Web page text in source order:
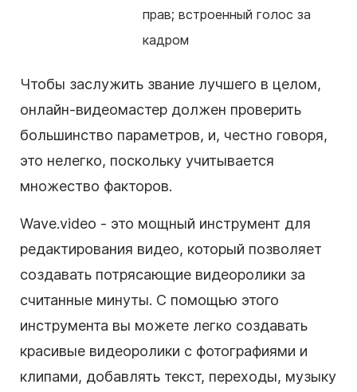
прав; встроенный голос за
кадром
Чтобы заслужить звание лучшего в целом,
онлайн-видеомастер должен проверить
большинство параметров, и, честно говоря,
это нелегко, поскольку учитывается
множество факторов.
Wave.video - это мощный инструмент для
редактирования видео, который позволяет
создавать потрясающие видеоролики за
считанные минуты. С помощью этого
инструмента вы можете легко создавать
красивые видеоролики с фотографиями и
клипами, добавлять текст, переходы, музыку